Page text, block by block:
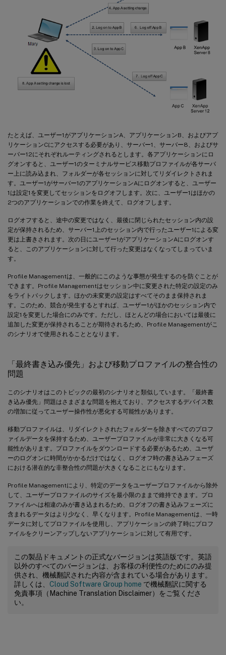
たとえば、ユーザー1がアプリケーションA、アプリケーションB、およびアプ
リケーションCにアクセスする必要があり、サーバー1、サーバー8、およびサ
ーバー12にそれぞれルーティングされるとします。各アプリケーションにロ
グオンすると、ユーザー1のターミナルサービス移動プロファイルが各サーバ
ー上に読み込まれ、フォルダーが各セッションに対してリダイレクトされま
す。ユーザー1がサーバー1のアプリケーションAにログオンすると、ユーザー
1は設定1を変更してセッションをログオフします。次に、ユーザー1はほかの
2つのアプリケーションでの作業を終えて、ログオフします。
ログオフすると、途中の変更ではなく、最後に閉じられたセッション内の設
定が保持されるため、サーバー1上のセッション内で行ったユーザー1による変
更は上書きされます。次の日にユーザー1がアプリケーションAにログオンす
ると、このアプリケーションに対して行った変更はなくなってしまっていま
す。
Profile Managementは、一般的にこのような事態が発生するのを防ぐことが
できます。Profile Managementはセッション中に変更された特定の設定のみ
をライトバックします。ほかの未変更の設定はすべてそのまま保持されま
す。このため、競合が発生するとすれば、ユーザー1がほかのセッション内で
設定1を変更した場合にのみです。ただし、ほとんどの場合においては最後に
追加した変更が保持されることが期待されるため、Profile Managementがこ
のシナリオで使用されることとなります。
「最終書き込み優先」および移動プロファイルの整合性の
問題
このシナリオはこのトピックの最初のシナリオと類似しています。「最終書
き込み優先」問題はさまざまな問題を抱えており、アクセスするデバイス数
の増加に従ってユーザー操作性が悪化する可能性があります。
移動プロファイルは、リダイレクトされたフォルダーを除きすべてのプロフ
ァイルデータを保持するため、ユーザープロファイルが非常に大きくなる可
能性があります。プロファイルをダウンロードする必要があるため、ユーザ
ーのログオンに時間がかかるだけではなく、ログオフ時の書き込みフェーズ
における潜在的な非整合性の問題が大きくなることにもなります。
Profile Managementにより、特定のデータをユーザープロファイルから除外
して、ユーザープロファイルのサイズを最小限のままで維持できます。プロ
ファイルへは相違のみが書き込まれるため、ログオフの書き込みフェーズに
含まれるデータはより少なく、早くなります。Profile Managementは、一時
データに対してプロファイルを使用し、アプリケーションの終了時にプロフ
ァイルをクリーンアップしないアプリケーションに対して有用です。
この製品ドキュメントの正式なバージョンは英語版です。英語
以外のすべてのバージョンは、お客様の利便性のためにのみ提
供され、機械翻訳された内容が含まれている場合があります。
詳しくは、 Cloud Software Group home で機械翻訳に関する
免責事項（Machine Translation Disclaimer）をご覧くださ
い。